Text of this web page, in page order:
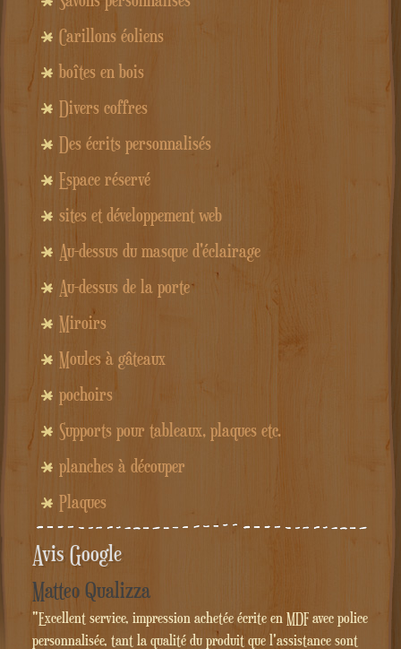
Carillons éoliens
boîtes en bois
Divers coffres
Des écrits personnalisés
Espace réservé
sites et développement web
Au-dessus du masque d'éclairage
Au-dessus de la porte
Miroirs
Moules à gâteaux
pochoirs
Supports pour tableaux, plaques etc.
planches à découper
Plaques
Avis Google
Matteo Qualizza
"Excellent service, impression achetée écrite en MDF avec police
personnalisée, tant la qualité du produit que l'assistance sont